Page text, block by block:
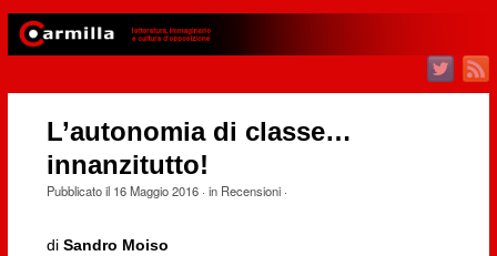
L’autonomia di classe…
innanzitutto!
Pubblicato il 16 Maggio 2016· in Recensioni·
di Sandro Moiso